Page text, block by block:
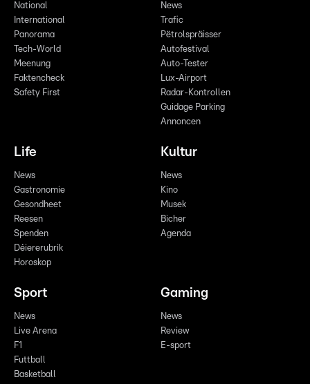
National
International
Panorama
Tech-World
Meenung
Faktencheck
Safety First
News
Trafic
Pëtrolspräisser
Autofestival
Auto-Tester
Lux-Airport
Radar-Kontrollen
Guidage Parking
Annoncen
Life
News
Gastronomie
Gesondheet
Reesen
Spenden
Déiererubrik
Horoskop
Kultur
News
Kino
Musek
Bicher
Agenda
Sport
News
Live Arena
F1
Futtball
Basketball
Gaming
News
Review
E-sport